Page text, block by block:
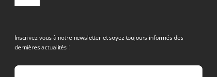
Inscrivez-vous à notre newsletter et soyez toujours informés des
dernières actualités !